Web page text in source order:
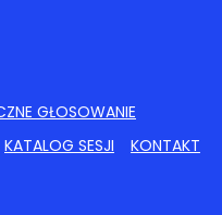
GŁOSOWANIE
KATALOG SESJI KONTAKT